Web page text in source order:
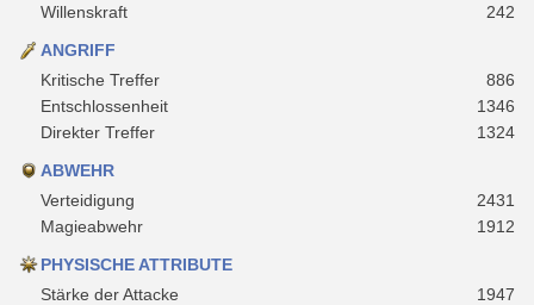
Willenskraft
242
ANGRIFF
Kritische Treffer
886
Entschlossenheit
1346
Direkter Treffer
1324
ABWEHR
Verteidigung
2431
Magieabwehr
1912
PHYSISCHE ATTRIBUTE
Stärke der Attacke
1947